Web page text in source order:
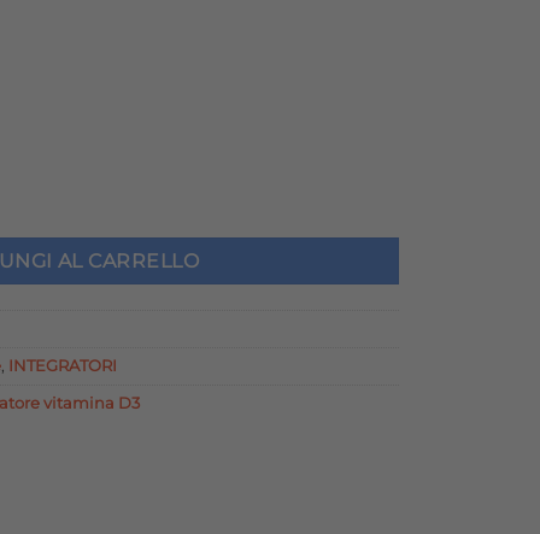
€.
AL CARRELLO
INTEGRATORI
vitamina D3